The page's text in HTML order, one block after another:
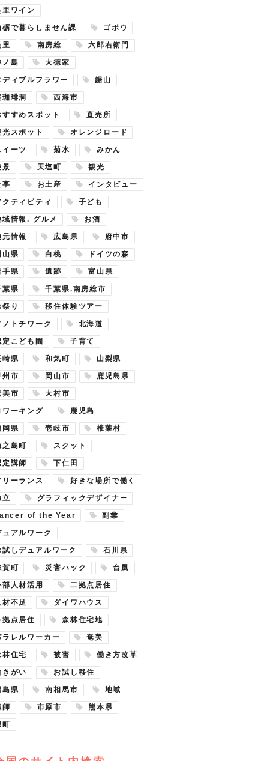
里ワイン
砺で暮らしません課 ゴボウ
里 南房総 六郎右衛門
ノ島 大徳家
ディブルフラワー 鋸山
珈琲洞 西海市
すすめスポット 直売所
光スポット オレンジロード
イーツ 菊水 みかん
景 天塩町 観光
事 お土産 インタビュー
クティビティ 子ども
域情報. グルメ お酒
元情報 広島県 府中市
山県 白桃 ドイツの森
手県 遺跡 富山県
葉県 千葉県.南房総市
祭り 移住体験ツアー
ノトチワーク 北海道
定こども園 子育て
崎県 和気町 山梨県
州市 岡山市 鹿児島県
美市 大村市
ワーキング 鹿児島
岡県 壱岐市 椎葉村
之島町 スクット
定講師 下仁田
リーランス 好きな場所で働く
立 グラフィックデザイナー
of the Year 副業
ュアルワーク
試しデュアルワーク 石川県
賀町 災害ハック 台風
部人材活用 二拠点居住
材不足 ダイワハウス
拠点居住 森林住宅地
ラレルワーカー 奄美
林住宅 被害 働き方改革
きがい お試し移住
島県 南相馬市 地域
師 市原市 熊本県
町